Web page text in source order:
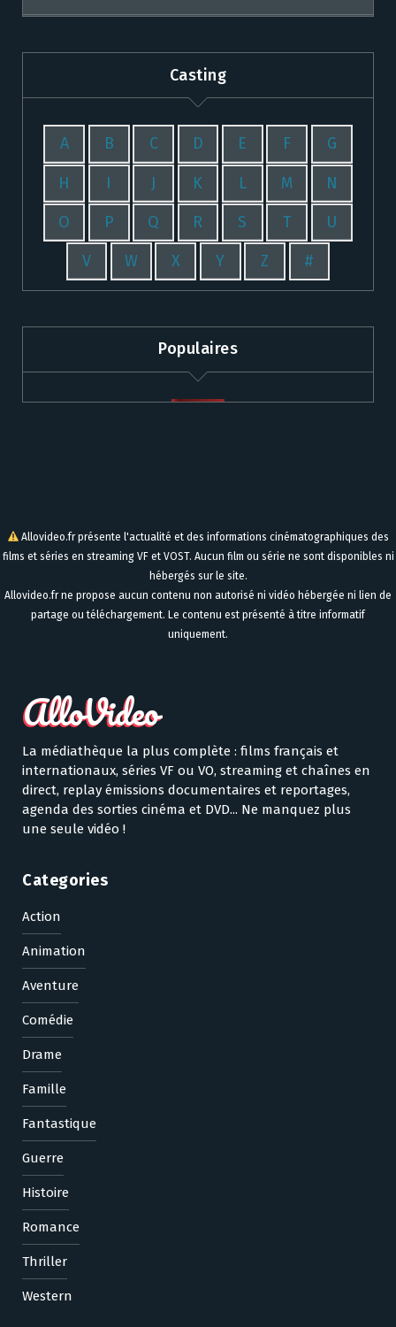
Casting
A B C D E F G
H I J K L M N
O P Q R S T U
V W X Y Z #
Populaires
Allovideo.fr présente l'actualité et des informations cinématographiques des
films et séries en streaming VF et VOST. Aucun film ou série ne sont disponibles ni
hébergés sur le site.
Allovideo.fr ne propose aucun contenu non autorisé ni vidéo hébergée ni lien de
partage ou téléchargement. Le contenu est présenté à titre informatif
uniquement.
La médiathèque la plus complète : films français et
internationaux, séries VF ou VO, streaming et chaînes en
direct, replay émissions documentaires et reportages,
agenda des sorties cinéma et DVD... Ne manquez plus
une seule vidéo !
Categories
Action
Animation
Aventure
Comédie
Drame
Famille
Fantastique
Guerre
Histoire
Romance
Thriller
Western